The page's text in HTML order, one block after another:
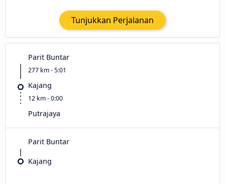
Tunjukkan Perjalanan
Parit Buntar
277 km - 5:01
Kajang
12 km - 0:00
Putrajaya
Parit Buntar
Kajang